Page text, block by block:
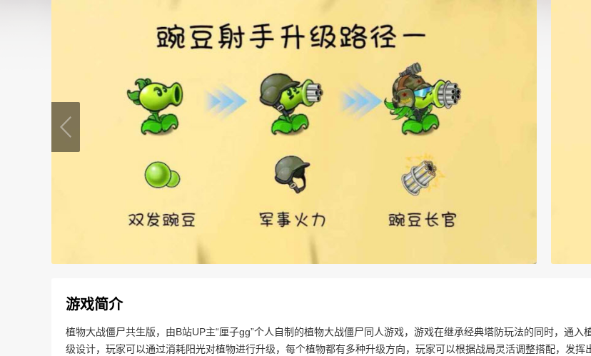
游戏简介
植物大战僵尸共生版，由B站UP主“厘子gg”个人自制的植物大战僵尸同人游戏，游戏在继承经典塔防玩法的同时，通入
级设计，玩家可以通过消耗阳光对植物进行升级，每个植物都有多种升级方向，玩家可以根据战局灵活调整搭配，发挥